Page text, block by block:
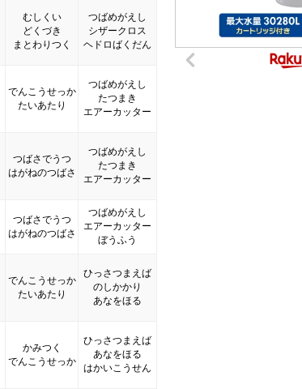
むしくい
どくづき
まとわりつく
つばめがえし
シザークロス
ヘドロばくだん
でんこうせっか
たいあたり
つばめがえし
たつまき
エアーカッター
つばさでうつ
はがねのつばさ
つばめがえし
たつまき
エアーカッター
つばさでうつ
はがねのつばさ
つばめがえし
エアーカッター
ぼうふう
でんこうせっか
たいあたり
ひっさつまえば
のしかかり
あなをほる
かみつく
でんこうせっか
ひっさつまえば
あなをほる
はかいこうせん